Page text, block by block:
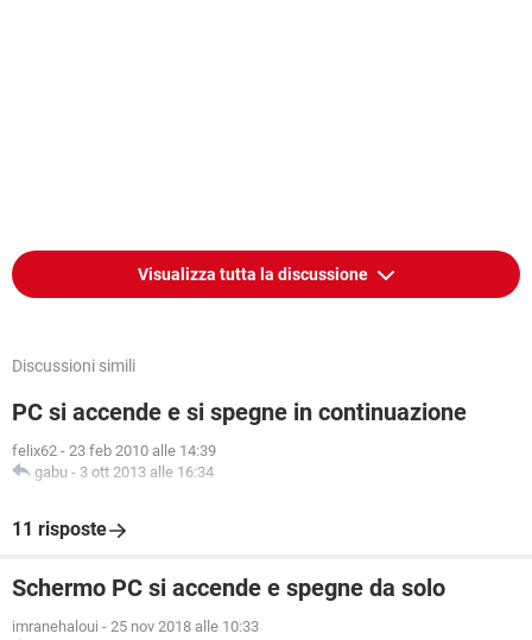
Visualizza tutta la discussione
Discussioni simili
PC si accende e si spegne in continuazione
felix62 - 23 feb 2010 alle 14:39
gabu - 3 ott 2013 alle 16:34
11 risposte
Schermo PC si accende e spegne da solo
imranehaloui - 25 nov 2018 alle 10:33